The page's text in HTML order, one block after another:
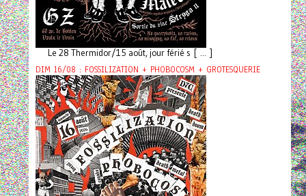
Le 28 Thermidor/15 août, jour férié s [ ... ]
DIM 16/08 : FOSSILIZATION + PHOBOCOSM + GROTESQUERIE